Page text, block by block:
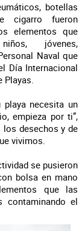
botellas
cigarro fueron
elementos que
jóvenes,
Naval que
Día Internacional
Playas.
playa necesita un
empieza por ti”,
desechos y de
vivimos.
se pusieron
bolsa en mano
que las
contaminando el